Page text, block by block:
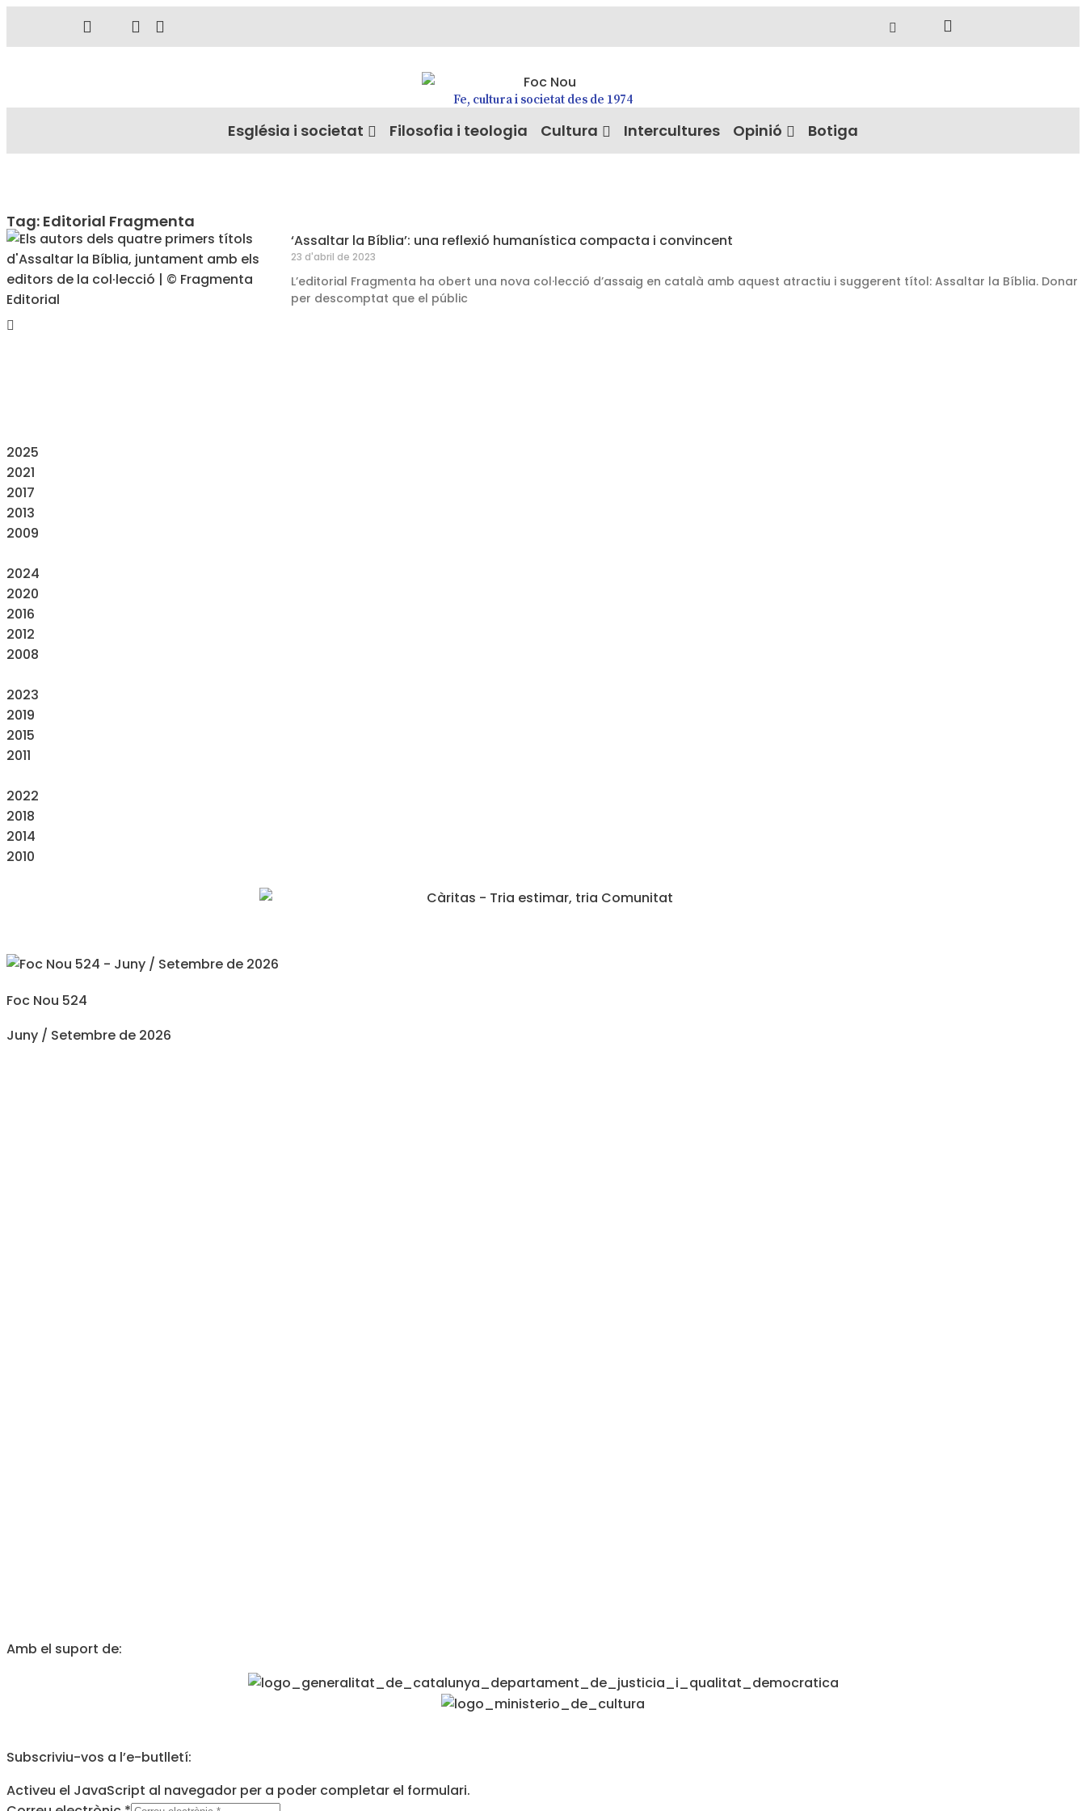
Fe, cultura i societat des de 1974
Església i societat Filosofia i teologia Cultura Intercultures Opinió Botiga
Tag: Editorial Fragmenta
‘Assaltar la Bíblia’: una reflexió humanística compacta i convincent
23 d'abril de 2023
L’editorial Fragmenta ha obert una nova col·lecció d’assaig en català amb aquest atractiu i suggerent títol: Assaltar la Bíblia. Donar
per descomptat que el públic
2025
2021
2017
2013
2009
2024
2020
2016
2012
2008
2023
2019
2015
2011
2022
2018
2014
2010
Foc Nou 524
Juny / Setembre de 2026
Amb el suport de:
Subscriviu-vos a l’e-butlletí:
Activeu el JavaScript al navegador per a poder completar el formulari.